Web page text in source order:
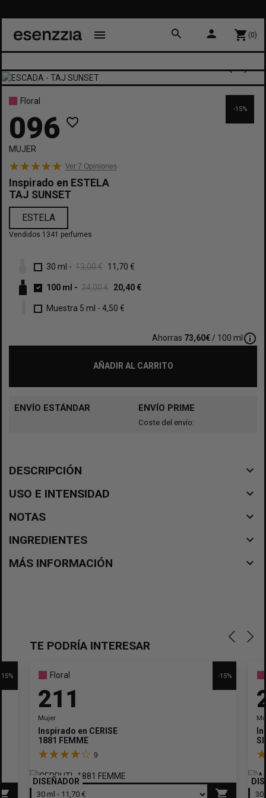
menu search person shopping_cart (0)
-15%
Floral
096 favorite_border
MUJER
Ver 7 Opiniones
Inspirado en ESTELA
TAJ SUNSET
ESTELA
Vendidos 1341 perfumes
30 ml - 13,00 € 11,70 €
100 ml - 24,00 € 20,40 €
Muestra 5 ml - 4,50 €
Ahorras 73,60€/ 100 ml info_outline
AÑADIR AL CARRITO
ENVÍO ESTÁNDAR ENVÍO PRIME
Coste del envío:
DESCRIPCIÓN navigate_before
USO E INTENSIDAD navigate_before
NOTAS navigate_before
INGREDIENTES navigate_before
MÁS INFORMACIÓN navigate_before
TE PODRÍA INTERESAR
Floral
211
Mujer
Inspirado en CERISE
1881 FEMME
9
-15%
DISEÑADOR
shopping_cart
SI